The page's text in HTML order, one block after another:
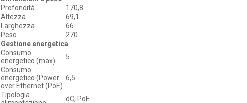
Profondità
170,8
Altezza
69,1
Larghezza
66
Peso
270
Gestione energetica
Consumo
energetico (max)
5
Consumo
energetico (Power
over Ethernet (PoE)
6,5
Tipologia
dC, PoE